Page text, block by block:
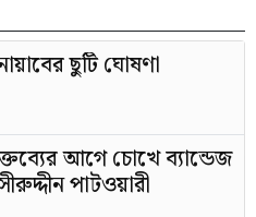
ছুটি ঘোষণা
আগে চোখে ব্যান্ডেজ
পাটওয়ারী